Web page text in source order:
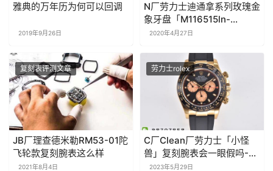
雅典的万年历为何可以回调
2019年9月26日
N厂劳力士迪通拿系列玫瑰金
象牙盘「M116515ln-
0019」
2020年4月27日
复刻表评测文章
JB厂理查德米勒RM53-01陀
飞轮款复刻腕表这么样
2021年8月4日
劳力士rolex
C厂Clean厂劳力士「小怪
兽」复刻腕表会一眼假吗-C
厂迪通拿M116518ln-0047
2023年5月29日